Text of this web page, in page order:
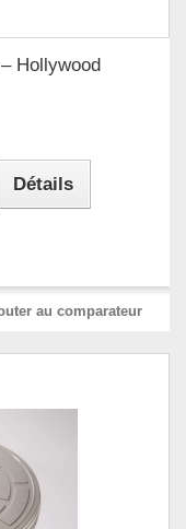
Hollywood
Détails
au comparateur